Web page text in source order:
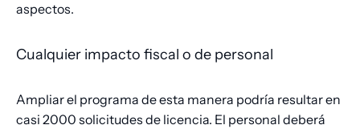
aspectos.
Cualquier impacto fiscal o de personal
Ampliar el programa de esta manera podría resultar en
casi 2000 solicitudes de licencia. El personal deberá